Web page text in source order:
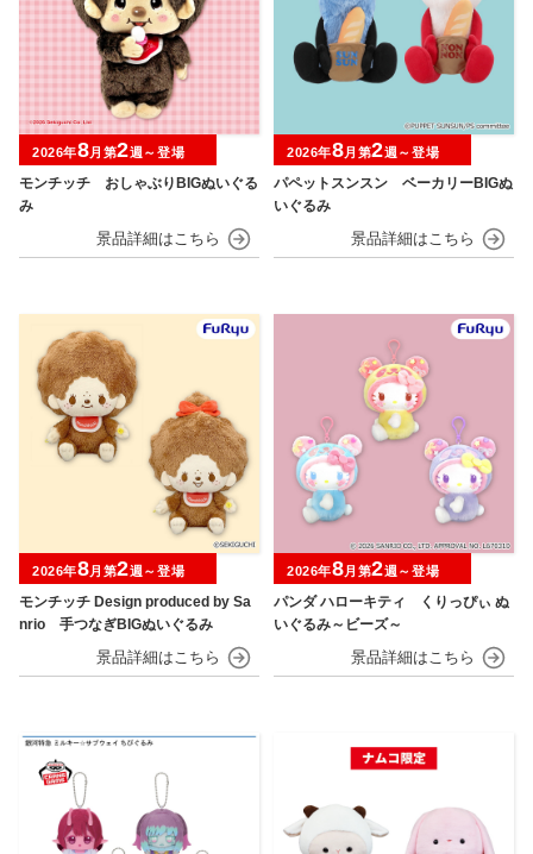
モンチッチ おしゃぶりBIGぬいぐる
み
2026年8月第2週～登場
パペットスンスン ベーカリーBIGぬ
いぐるみ
2026年8月第2週～登場
モンチッチ Design produced by Sa
nrio 手つなぎBIGぬいぐるみ
2026年8月第2週～登場
パンダ ハローキティ くりっぴぃ ぬ
いぐるみ～ビーズ～
2026年8月第2週～登場